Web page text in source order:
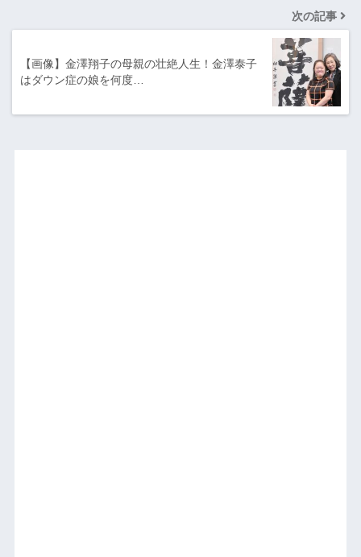
次の記事
【画像】金澤翔子の母親の壮絶人生！金澤泰子
はダウン症の娘を何度…